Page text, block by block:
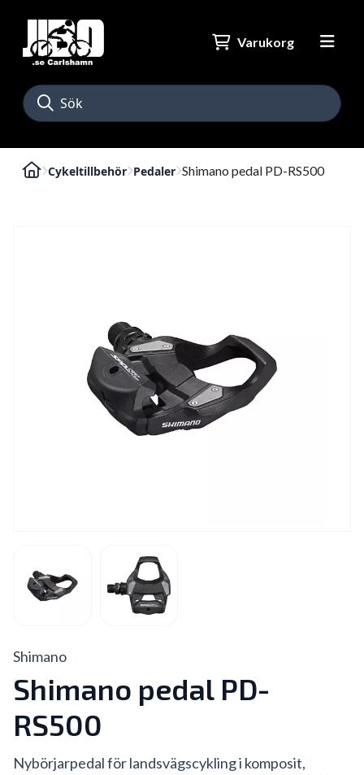
Varukorg
Cykeltillbehör Pedaler Shimano pedal PD-RS500
Shimano
Shimano pedal PD-
RS500
Nybörjarpedal för landsvägscykling i komposit,